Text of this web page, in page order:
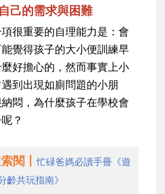
己的需求與困難
很重要的自理能力是：會
覺得孩子的大小便訓練早
好擔心的，然而事實上小
到出現如廁問題的小朋
悶，為什麼孩子在學校會
？
閱丨忙碌爸媽必讀手冊《遊
齡共玩指南》